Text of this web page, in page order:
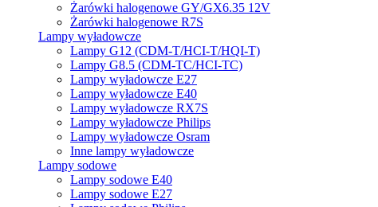
Żarówki halogenowe GY/GX6.35 12V
Żarówki halogenowe R7S
Lampy wyładowcze
Lampy G12 (CDM-T/HCI-T/HQI-T)
Lampy G8.5 (CDM-TC/HCI-TC)
Lampy wyładowcze E27
Lampy wyładowcze E40
Lampy wyładowcze RX7S
Lampy wyładowcze Philips
Lampy wyładowcze Osram
Inne lampy wyładowcze
Lampy sodowe
Lampy sodowe E40
Lampy sodowe E27